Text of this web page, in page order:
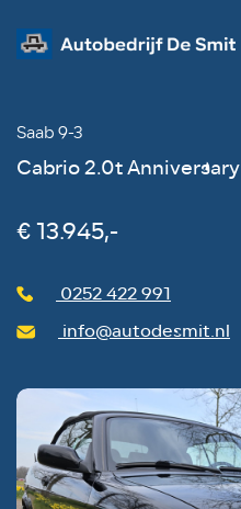
Saab 9-3
Cabrio 2.0t Anniversary
0252 422 991
info@autodesmit.nl
€ 13.945,-